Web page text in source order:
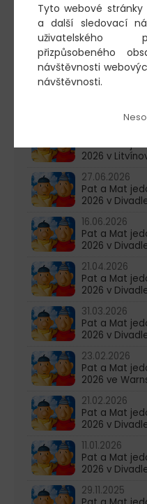
Pat a Mat
2026 v
27.06.2026
Pat a Mat
2026 v
16.06.2026
Pat a Mat
2026 v
21.04.2026
Pat a Mat
2026 v
31.03.2026
Pat a Mat
2026 v
23.02.2026
Pat a Mat
2026 ve
21.02.2026
Pat a Mat
2026 v
11.01.2026
Pat a Mat
2026 v
29.11.2025
Tyto webové stránky
a další sledovací
uživatelského
přizpůsobeného
návštěvnosti
návštěvnosti.